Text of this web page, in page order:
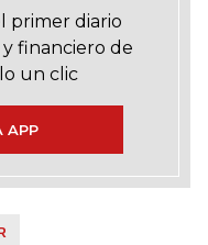
primer diario
financiero de
un clic
APP